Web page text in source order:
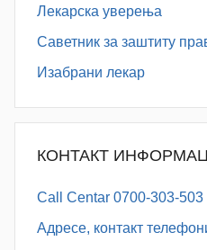
Лекарска уверења
Саветник за заштиту
Изабрани лекар
КОНТАКТ
Call Centar 0700-303-503
Адресe, контакт